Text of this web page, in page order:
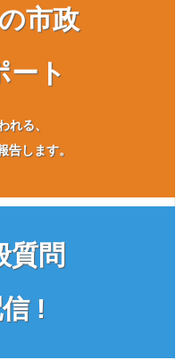
市政
ート
れる、
告します。
質問
!